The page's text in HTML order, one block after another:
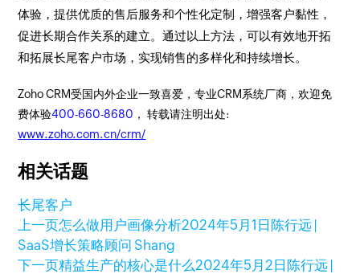
体验，提供优质的售后服务和个性化定制，增强客户黏性，
促进长期合作关系的建立。通过以上方法，可以有效地开拓
和拓展长尾客户市场，实现销售的多样化和持续增长。
Zoho CRM受国内外企业一致喜爱，专业CRM系统厂商，欢迎免
费体验400-660-8680 ， 转载请注明出处:
www.zoho.com.cn/crm/
相关话题
长尾客户
上一页怎么做用户画像分析2024年5月1日 陈行远 |
SaaS增长策略顾问 Shang
下一页精益生产的核心是什么2024年5月2日 陈行远 |